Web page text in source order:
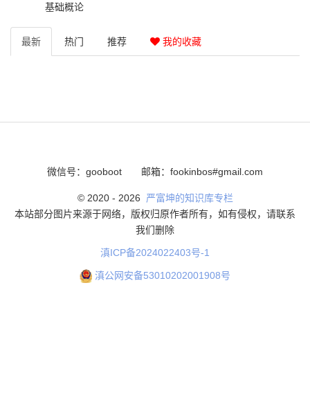
基础概论
最新 热门 推荐 我的收藏
微信号：gooboot 邮箱：fookinbos#gmail.com
© 2020 - 2026
严富坤的知识库专栏
本站部分图片来源于网络，版权归原作者所有，如有侵权，请联系
我们删除
滇ICP备2024022403号-1
滇公网安备53010202001908号